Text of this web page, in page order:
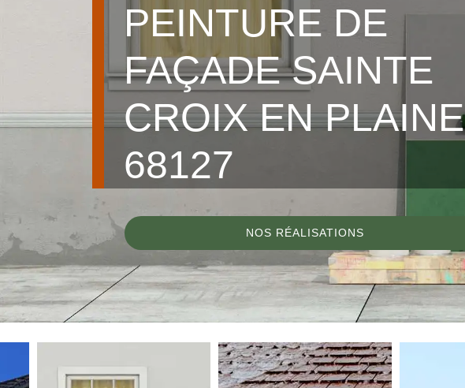
PEINTURE DE
FAÇADE SAINTE
CROIX EN PLAINE
68127
NOS RÉALISATIONS